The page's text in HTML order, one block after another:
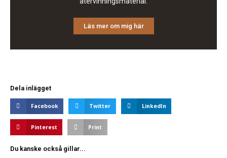
Läs mer om mig här
Dela inlägget
Facebook Twitter LinkedIn
Pinterest Print
Du kanske också gillar...